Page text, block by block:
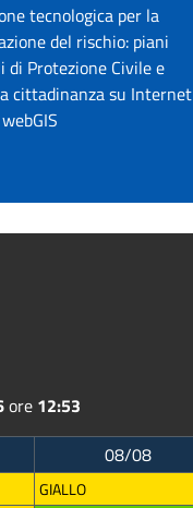
tecnologica per la
del rischio: piani
di Protezione Civile e
cittadinanza su Internet
ore 12:53
08/08
GIALLO